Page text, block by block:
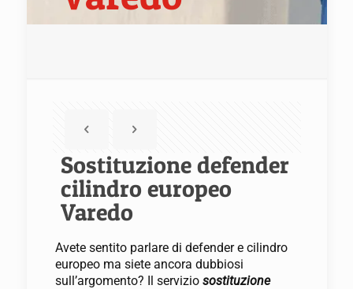
Sostituzione defender
cilindro europeo
Varedo
Avete sentito parlare di defender e cilindro
europeo ma siete ancora dubbiosi
sull’argomento? Il servizio sostituzione